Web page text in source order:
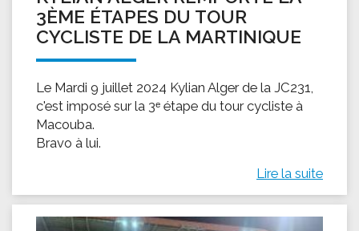
3ÈME ÉTAPES DU TOUR
CYCLISTE DE LA MARTINIQUE
Le Mardi 9 juillet 2024 Kylian Alger de la JC231,
c'est imposé sur la 3ᵉ étape du tour cycliste à
Macouba.
Bravo à lui.
Lire la suite